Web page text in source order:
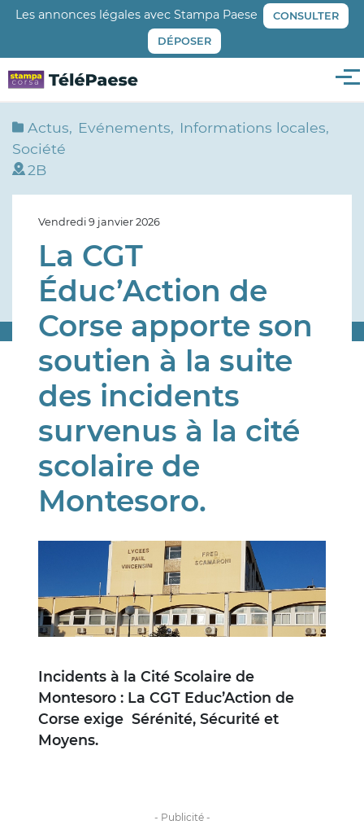
Aller
principal
Les annonces légales avec Stampa Paese CONSULTER
DÉPOSER
Actus Evénements
Informations locales
Société
2B
Vendredi 9 janvier 2026
La CGT
Éduc’Action de
Corse apporte son
soutien à la suite
des incidents
survenus à la cité
scolaire de
Montesoro.
Incidents à la Cité Scolaire de
Montesoro : La CGT Educ’Action de
Corse exige Sérénité, Sécurité et
Moyens.